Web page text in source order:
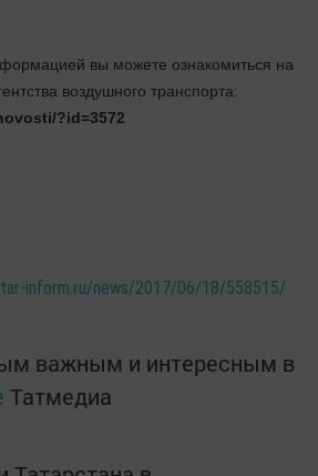
вы можете ознакомиться на
воздушного транспорта:
?id=3572
inform.ru/news/2017/06/18/558515/
важным и интересным в
Татмедиа